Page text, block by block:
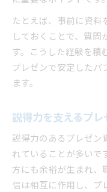
たとえば、事前に資料
しておくことで、質問
す。こうした経験を積
プレゼンで安定したパ
ます。
説得力を支えるプ
説得力のあるプレゼン
れていることが多いで
方にも余裕が生まれ、
信は相互に作用し、プ